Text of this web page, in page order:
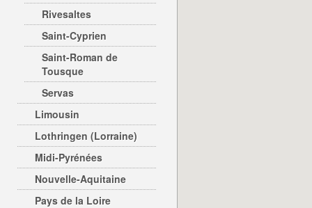
Rivesaltes
Saint-Cyprien
Saint-Roman de
Tousque
Servas
Limousin
Lothringen (Lorraine)
Midi-Pyrénées
Nouvelle-Aquitaine
Pays de la Loire